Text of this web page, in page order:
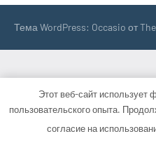
Тема WordPress: Occasio от
Этот веб-сайт
пользовательского опыта.
согласие на